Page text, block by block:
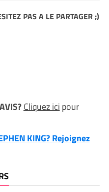
PAS A LE PARTAGER ;)
Cliquez ici pour
KING? Rejoignez